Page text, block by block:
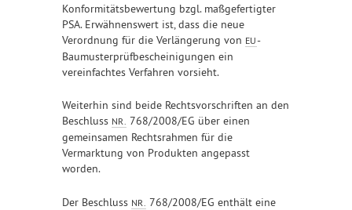
Konformitätsbewertung bzgl. maßgefertigter
PSA. Erwähnenswert ist, dass die neue
Verordnung für die Verlängerung von EU-
Baumusterprüfbescheinigungen ein
vereinfachtes Verfahren vorsieht.
Weiterhin sind beide Rechtsvorschriften an den
Beschluss NR. 768/2008/EG über einen
gemeinsamen Rechtsrahmen für die
Vermarktung von Produkten angepasst
worden.
Der Beschluss NR. 768/2008/EG enthält eine